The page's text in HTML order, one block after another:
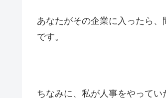
あなたがその企業に入ったら
です。
ちなみに、私が人事をやって